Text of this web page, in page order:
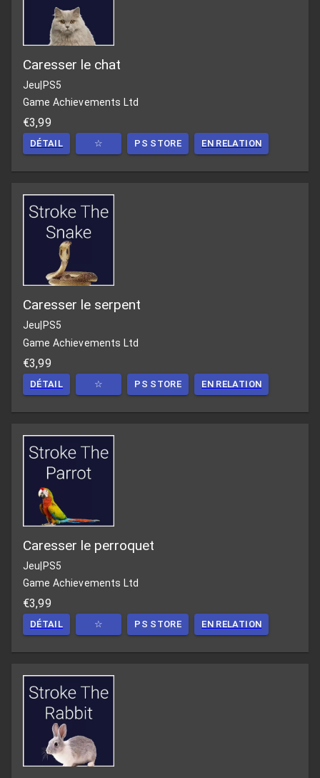
Caresser le chat
Jeu|PS5
Game Achievements Ltd
€3,99
DÉTAIL ☆ PS STORE EN RELATION
Caresser le serpent
Jeu PS5
Game Achievements Ltd
€3,99
DÉTAIL ☆ PS STORE EN RELATION
Caresser le perroquet
Jeu|PS5
Game Achievements Ltd
€3,99
DÉTAIL ☆ PS STORE EN RELATION